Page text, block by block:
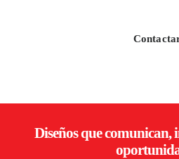
Diseños que comunican,